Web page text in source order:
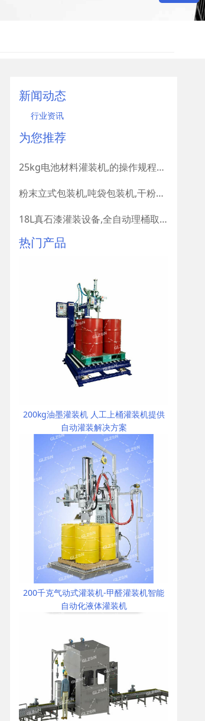
新闻动态
行业资讯
为您推荐
25kg电池材料灌装机,的操作规程有哪些要求
粉末立式包装机,吨袋包装机,干粉建材包装机
18L真石漆灌装设备,全自动理桶取桶设备
热门产品
200kg油墨灌装机 人工上桶灌装机提供
自动灌装解决方案
200千克气动式灌装机-甲醛灌装机智能
自动化液体灌装机